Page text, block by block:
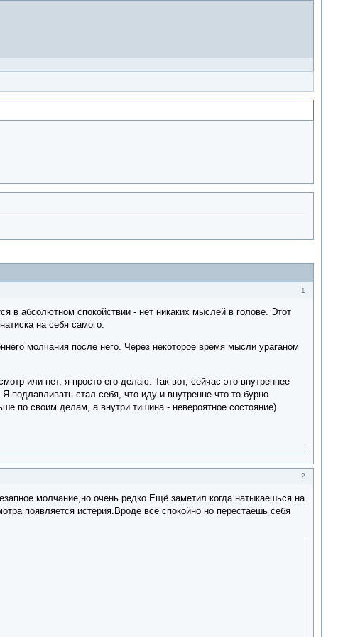
1
в абсолютном спокойствии - нет никаких мыслей в голове. Этот
на себя самого.
молчания после него. Через некоторое время мысли ураганом
или нет, я просто его делаю. Так вот, сейчас это внутреннее
подлавливать стал себя, что иду и внутренне что-то бурно
по своим делам, а внутри тишина - невероятное состояние)
2
молчание,но очень редко.Ещё заметил когда натыкаешься на
появляется истерия.Вроде всё спокойно но перестаёшь себя